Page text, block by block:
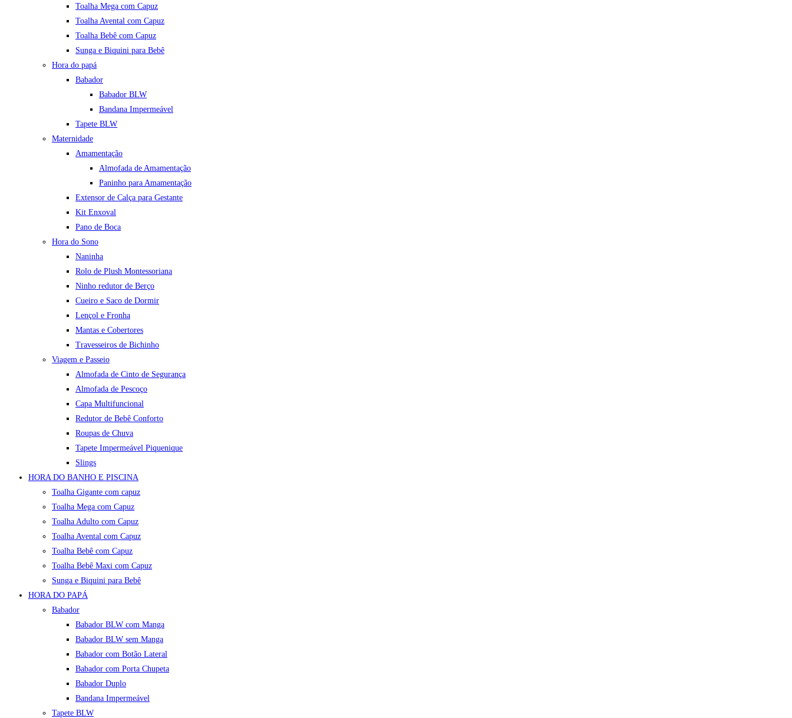
Toalha Mega com Capuz
Toalha Avental com Capuz
Toalha Bebê com Capuz
Sunga e Biquini para Bebê
Hora do papá
Babador
Babador BLW
Bandana Impermeável
Tapete BLW
Maternidade
Amamentação
Almofada de Amamentação
Paninho para Amamentação
Extensor de Calça para Gestante
Kit Enxoval
Pano de Boca
Hora do Sono
Naninha
Rolo de Plush Montessoriana
Ninho redutor de Berço
Cueiro e Saco de Dormir
Lençol e Fronha
Mantas e Cobertores
Travesseiros de Bichinho
Viagem e Passeio
Almofada de Cinto de Segurança
Almofada de Pescoço
Capa Multifuncional
Redutor de Bebê Conforto
Roupas de Chuva
Tapete Impermeável Piquenique
Slings
HORA DO BANHO E PISCINA
Toalha Gigante com capuz
Toalha Mega com Capuz
Toalha Adulto com Capuz
Toalha Avental com Capuz
Toalha Bebê com Capuz
Toalha Bebê Maxi com Capuz
Sunga e Biquini para Bebê
HORA DO PAPÁ
Babador
Babador BLW com Manga
Babador BLW sem Manga
Babador com Botão Lateral
Babador com Porta Chupeta
Babador Duplo
Bandana Impermeável
Tapete BLW